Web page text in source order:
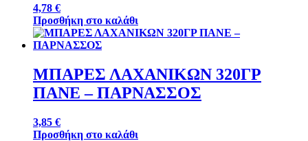
4,78 €
Προσθήκη στο καλάθι
ΜΠΑΡΕΣ ΛΑΧΑΝΙΚΩΝ 320ΓΡ
ΠΑΝΕ – ΠΑΡΝΑΣΣΟΣ
3,85 €
Προσθήκη στο καλάθι